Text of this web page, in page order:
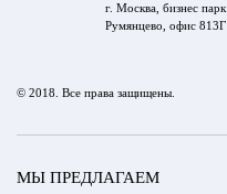
г. Москва, бизнес парк
Румянцево, офис 813Г
© 2018. Все права защищены.
МЫ ПРЕДЛАГАЕМ